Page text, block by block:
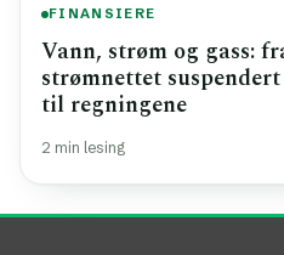
FINANSIERE
Vann, strøm og gass:
strømnettet
til regningene
2 min lesing